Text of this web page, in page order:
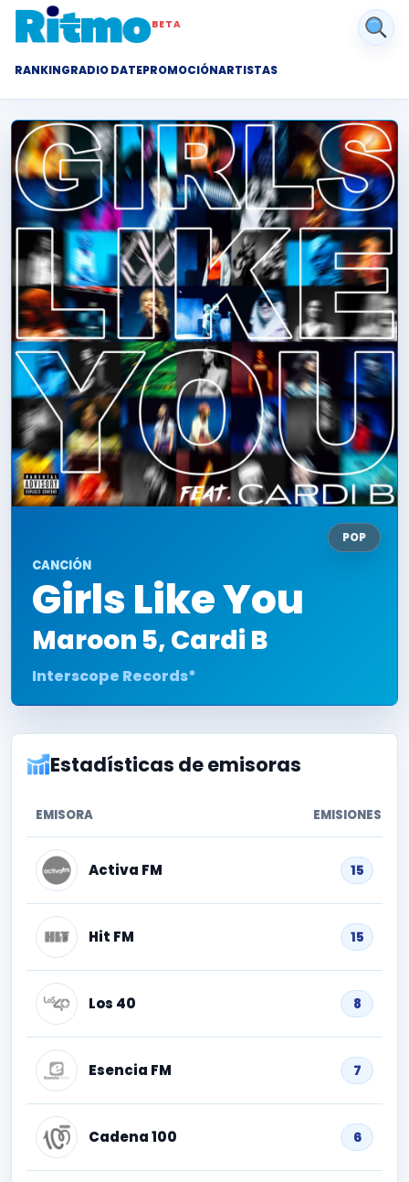
BETA
RANKINGRADIO DATEPROMOCIÓNARTISTAS
POP
CANCIÓN
Girls Like You
Maroon 5,Cardi B
Interscope Records*
Estadísticas de emisoras
EMISORA EMISIONES
Activa FM 15
Hit FM 15
Los 40 8
Esencia FM 7
Cadena 100 6